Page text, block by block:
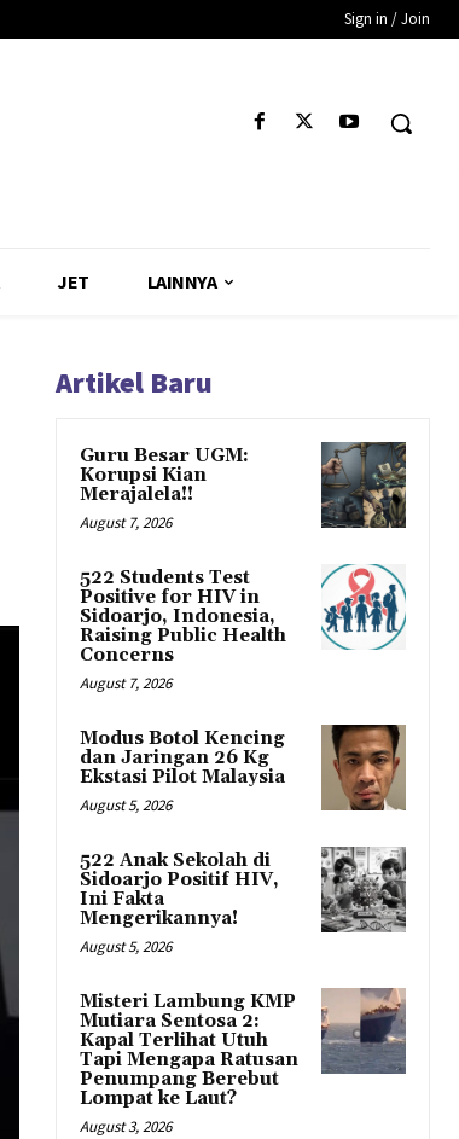
Sign in / Join
JET LAINNYA
Artikel Baru
Guru Besar UGM:
Korupsi Kian
Merajalela!!
August 7, 2026
522 Students Test
Positive for HIV in
Sidoarjo, Indonesia,
Raising Public Health
Concerns
August 7, 2026
Modus Botol Kencing
dan Jaringan 26 Kg
Ekstasi Pilot Malaysia
August 5, 2026
522 Anak Sekolah di
Sidoarjo Positif HIV,
Ini Fakta
Mengerikannya!
August 5, 2026
Misteri Lambung KMP
Mutiara Sentosa 2:
Kapal Terlihat Utuh
Tapi Mengapa Ratusan
Penumpang Berebut
Lompat ke Laut?
August 3, 2026